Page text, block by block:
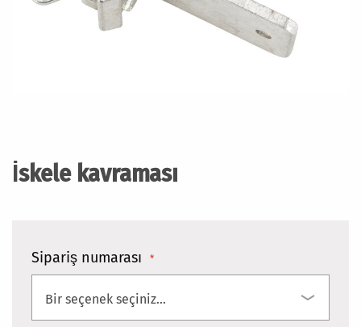
İskele kavraması
Sipariş numarası
git